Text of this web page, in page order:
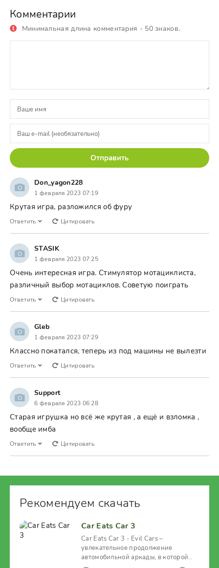
Комментарии
Минимальная длина комментария - 50 знаков.
Отправить
Don_yagon228
1 февраля 2023 07:19
Крутая игра, разложился об фуру
Ответить Цитировать
STASIK
1 февраля 2023 07:25
Очень интересная игра. Стимулятор мотациклиста,
различный выбор мотациклов. Советую поиграть
Ответить Цитировать
Gleb
1 февраля 2023 07:29
Классно покатался, теперь из под машины не вылезти
Ответить Цитировать
Support
6 февраля 2023 06:28
Старая игрушка но всё же крутая , а ещё и взломка ,
вообще имба
Ответить Цитировать
Рекомендуем скачать
Car Eats Car 3
Car Eats Car 3 - Evil Cars –
увлекательное продолжение
автомобильной аркады, в которой